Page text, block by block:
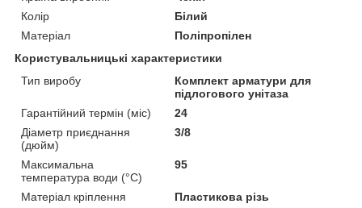
Колір
Білий
Матеріал
Поліпропілен
Користувальницькі характеристики
Тип виробу
Комплект арматури для
підлогового унітаза
Гарантійний термін (міс)
24
Діаметр приєднання
(дюйм)
3/8
Максимальна
температура води (°C)
95
Матеріал кріплення
Пластикова різь